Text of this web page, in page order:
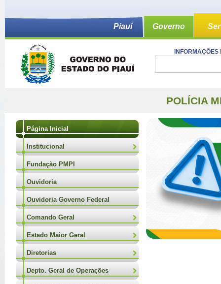
Piauí Governo
POLÍCIA
Página Inicial
Institucional
Fundação PMPI
Ouvidoria
Ouvidoria Governo Federal
Comando Geral
Estado Maior Geral
Diretorias
Depto. Geral de Operações